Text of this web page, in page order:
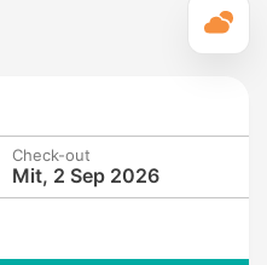
Check-out
Mit, 2 Sep 2026